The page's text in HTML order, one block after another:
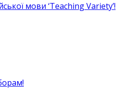
мови ‘Teaching Variety’!